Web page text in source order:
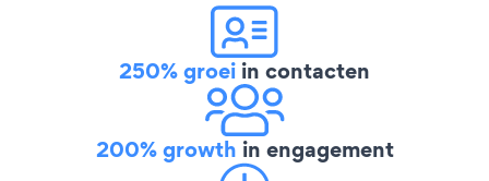
250% groei in contacten
200% growth in engagement